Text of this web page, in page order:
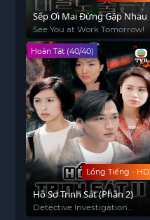
Sếp Ơi Mai Đừng Gặp Nhau
See You at Work Tomorrow!
Lồng Tiếng - HD
Hoàn Tất (40/40)
Hồ Sơ Trinh Sát (Phần 2)
Detective Investigation